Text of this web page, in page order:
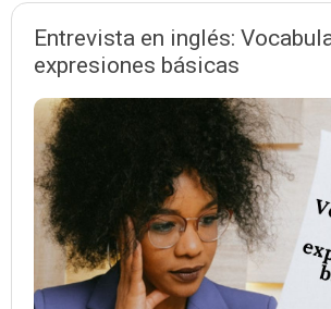
Entrevista en inglés:
expresiones básicas